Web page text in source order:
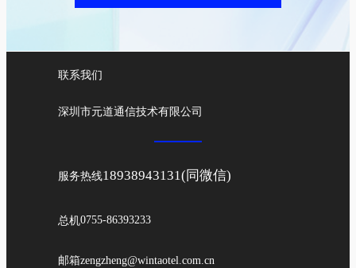
联系我们
深圳市元道通信技术有限公司
服务热线18938943131(同微信)
总机0755-86393233
邮箱zengzheng@wintaotel.com.cn